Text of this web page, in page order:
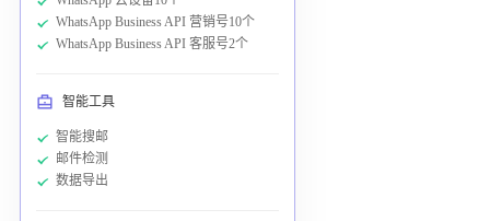
WhatsApp Business API 营销号10个
WhatsApp Business API 客服号2个
智能工具
智能搜邮
邮件检测
数据导出